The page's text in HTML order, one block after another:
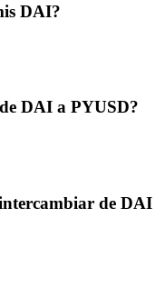
DAI?
DAI a PYUSD?
de DAI